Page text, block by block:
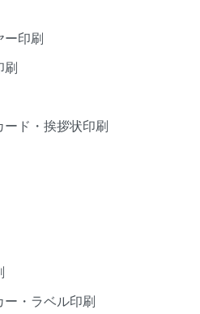
ー印刷
刷
ード・挨拶状印刷
ー・ラベル印刷